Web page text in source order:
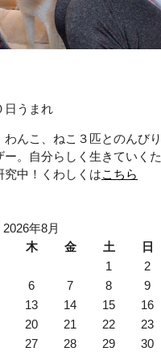
日うまれ
んこ、ねこ３匹とのんびり
。自分らしく生きていくた
究中！くわしくはこちら
2026年8月
木 金 土
日
1
2
6 7 8
9
13 14 15
16
20 21 22
23
27 28 29
30